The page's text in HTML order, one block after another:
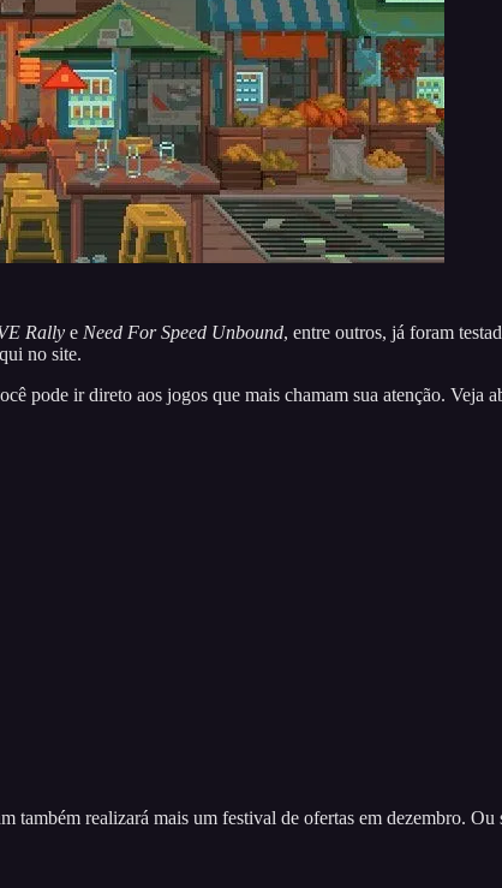
Rally e Need For Speed Unbound, entre outros, já foram
no site.
pode ir direto aos jogos que mais chamam sua atenção. Veja
realizará mais um festival de ofertas em dezembro.